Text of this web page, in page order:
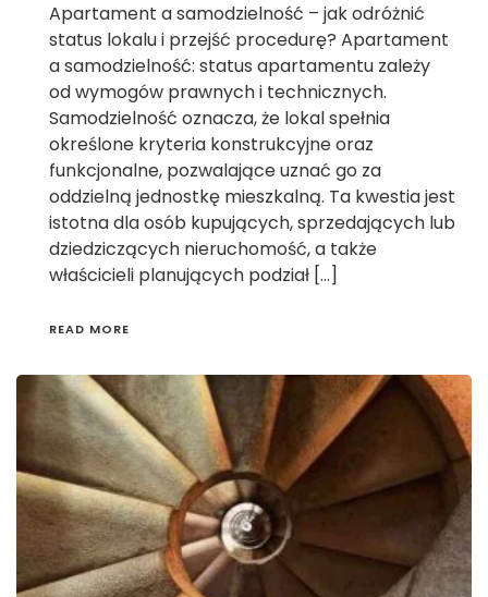
Apartament a samodzielność – jak odróżnić
status lokalu i przejść procedurę? Apartament
a samodzielność: status apartamentu zależy
od wymogów prawnych i technicznych.
Samodzielność oznacza, że lokal spełnia
określone kryteria konstrukcyjne oraz
funkcjonalne, pozwalające uznać go za
oddzielną jednostkę mieszkalną. Ta kwestia jest
istotna dla osób kupujących, sprzedających lub
dziedziczących nieruchomość, a także
właścicieli planujących podział […]
READ MORE